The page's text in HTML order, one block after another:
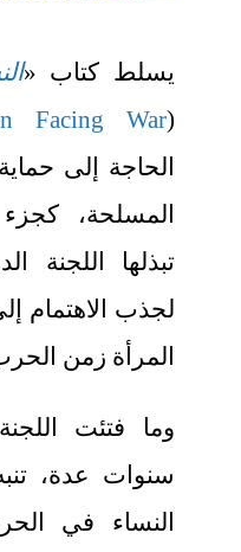
يسلط كتاب «
(
Facing War
الحاجة إلى
المسلحة،
تبذلها اللجنة
لجذب الاهتمام
المرأة زمن
وما فتئت
سنوات عدة،
النساء في